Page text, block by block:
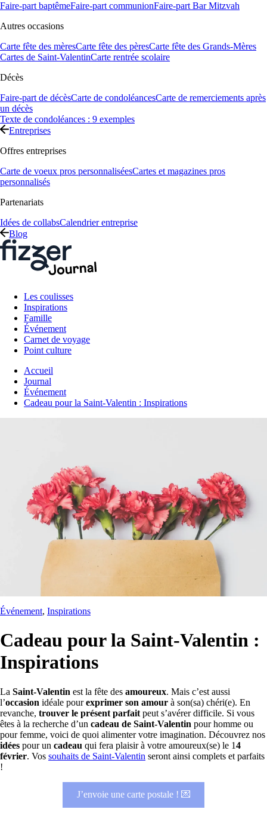
Faire-part baptêmeFaire-part communionFaire-part Bar Mitzvah
Autres occasions
Carte fête des mèresCarte fête des pèresCarte fête des Grands-Mères
Cartes de Saint-ValentinCarte rentrée scolaire
Décès
Faire-part de décèsCarte de condoléancesCarte de remerciements après
un décès
Texte de condoléances : 9 exemples
Entreprises
Offres entreprises
Carte de voeux pros personnaliséesCartes et magazines pros
personnalisés
Partenariats
Idées de collabsCalendrier entreprise
Blog
Les coulisses
Inspirations
Famille
Événement
Carnet de voyage
Point culture
Accueil
Journal
Événement
Cadeau pour la Saint-Valentin : Inspirations
Événement, Inspirations
Cadeau pour la Saint-Valentin :
Inspirations
La Saint-Valentin est la fête des amoureux. Mais c’est aussi
l’occasion idéale pourexprimer son amour à son(sa) chéri(e). En
revanche, trouver le présent parfait peut s’avérer difficile. Si vous
êtes à la recherche d’un cadeau de Saint-Valentin pour homme ou
pour femme, voici de quoi alimenter votre imagination. Découvrez nos
idées pour un cadeau qui fera plaisir à votre amoureux(se) le 14
février. Vos souhaits de Saint-Valentin seront ainsi complets et parfaits
!
J’envoie une carte postale ! 💌